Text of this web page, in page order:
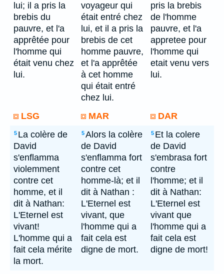
lui; il a pris la
brebis du
pauvre, et l'a
apprêtée pour
l'homme qui
était venu chez
lui.
voyageur qui
était entré chez
lui, et il a pris la
brebis de cet
homme pauvre,
et l'a apprêtée
à cet homme
qui était entré
chez lui.
pris la brebis
de l'homme
pauvre, et l'a
appretee pour
l'homme qui
etait venu vers
lui.
LSG MAR DAR
5 La colère de
David
s'enflamma
violemment
contre cet
homme, et il
dit à Nathan:
L'Eternel est
vivant!
L'homme qui a
fait cela mérite
la mort.
5Alors la colère
de David
s'enflamma fort
contre cet
homme-là; et il
dit à Nathan :
L'Eternel est
vivant, que
l'homme qui a
fait cela est
digne de mort.
5 Et la colere
de David
s'embrasa fort
contre
l'homme; et il
dit à Nathan:
L'Eternel est
vivant que
l'homme qui a
fait cela est
digne de mort!